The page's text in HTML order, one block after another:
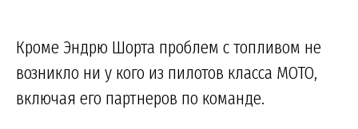
Кроме Эндрю Шорта проблем с топливом не
возникло ни у кого из пилотов класса МОТО,
включая его партнеров по команде.